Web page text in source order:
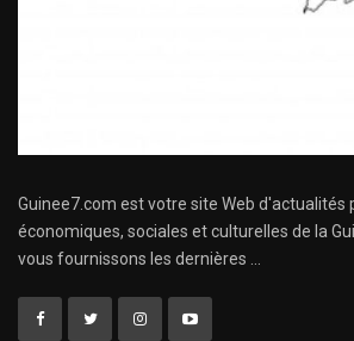
Guinee7.com est votre site Web d'actualités
économiques, sociales et culturelles de la
vous fournissons les dernières ...